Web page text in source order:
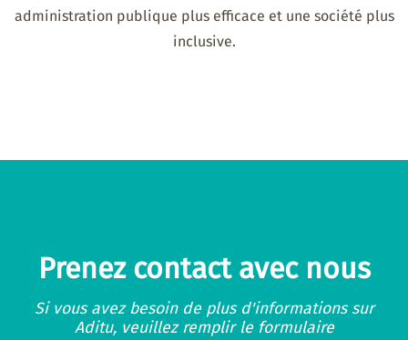
administration publique plus efficace et une société plus
inclusive.
Prenez contact avec nous
Si vous avez besoin de plus d'informations sur
Aditu, veuillez remplir le formulaire